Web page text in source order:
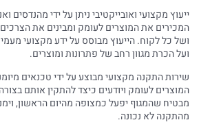
ייעוץ מקצועי ואובייקטיבי ניתן על ידי מהנדסים
המכירים את המוצרים לעומק ומבינים את הצרכים
ושל כל לקוח. הייעוץ מבוסס על ידע מקצועי
ועל הכרת מגוון רחב של פתרונות ומוצרים.
שירות התקנה מקצועי מבוצע על ידי טכנאים
המוצרים לעומק ויודעים כיצד להתקין אותם
מבטיח שהמגוף יפעל כמצופה מהיום הראשון,
מהתקנה לא נכונה.